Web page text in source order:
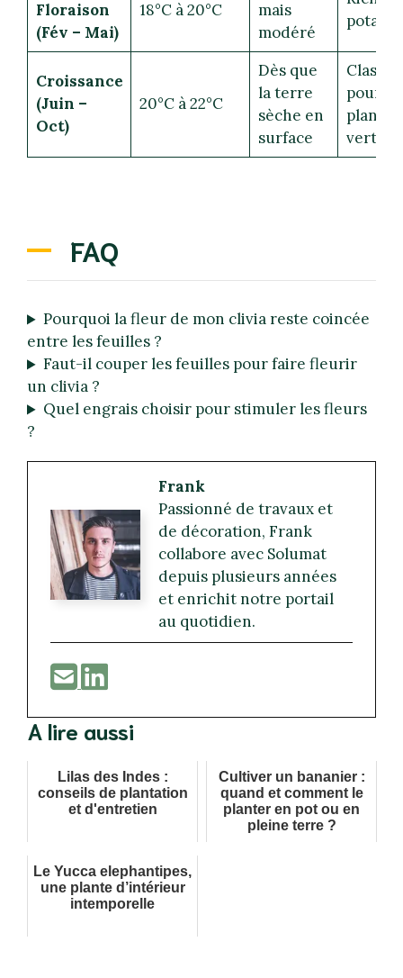
Floraison
(Fév – Mai)
18°C à 20°C
mais
modéré
Croissance
(Juin –
Oct)
20°C à 22°C
Dès que
la terre
sèche en
surface
pour
plantes
vertes
FAQ
Pourquoi la fleur de mon clivia reste coincée
entre les feuilles ?
Faut-il couper les feuilles pour faire fleurir
un clivia ?
Quel engrais choisir pour stimuler les fleurs
?
Frank
Passionné de travaux et
de décoration, Frank
collabore avec Solumat
depuis plusieurs années
et enrichit notre portail
au quotidien.
A lire aussi
Lilas des Indes :
conseils de plantation
et d'entretien
Cultiver un bananier :
quand et comment le
planter en pot ou en
pleine terre ?
Le Yucca elephantipes,
une plante d’intérieur
intemporelle